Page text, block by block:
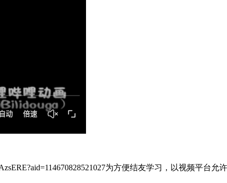
为方便结友学习，以视频平台